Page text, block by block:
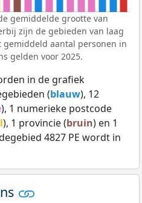
gemiddelde grootte van
zijn de gebieden van laag
aantal personen in
gelden voor 2025.
in de grafiek
(blauw), 12
), 1 numerieke postcode
), 1 provincie (bruin) en 1
4827 PE wordt in